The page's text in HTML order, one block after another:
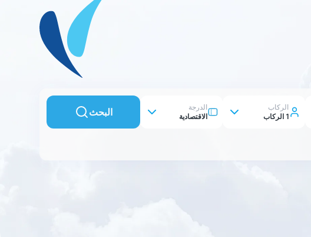
الركاب
1 الركاب
الدرجة
الاقتصادية
البحث